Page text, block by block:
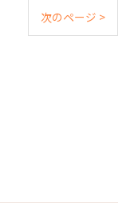
次のページ >